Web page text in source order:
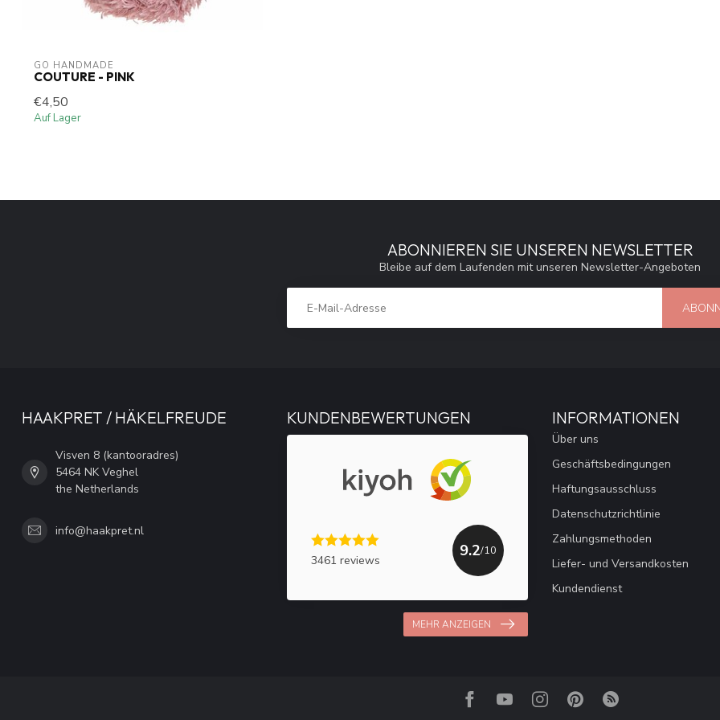
GO HANDMADE
COUTURE - PINK
€4,50
Auf Lager
ABONNIEREN SIE UNSEREN NEWSLETTER
Bleibe auf dem Laufenden mit unseren Newsletter-Angeboten
HAAKPRET / HÄKELFREUDE
Visven 8 (kantooradres)
5464 NK Veghel
the Netherlands
info@haakpret.nl
KUNDENBEWERTUNGEN
3461 reviews
9.2/10
MEHR ANZEIGEN
INFORMATIONEN
Über uns
Geschäftsbedingungen
Haftungsausschluss
Datenschutzrichtlinie
Zahlungsmethoden
Liefer- und Versandkosten
Kundendienst